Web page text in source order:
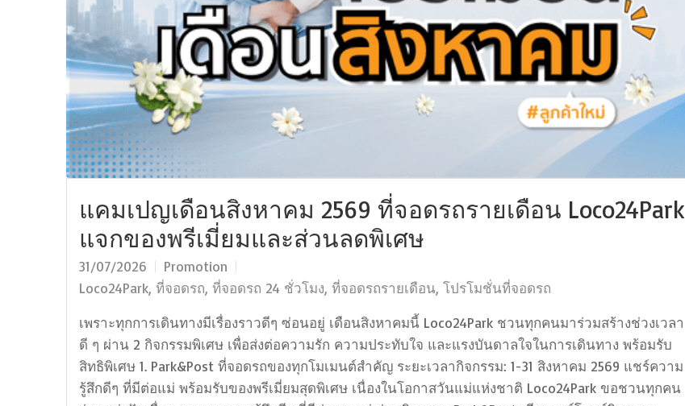
แคมเปญเดือนสิงหาคม 2569 ที่จอดรถรายเดือน Loco24Park
แจกของพรีเมี่ยมและส่วนลดพิเศษ
31/07/2026
Promotion
Loco24Park, ที่จอดรถ, ที่จอดรถ 24 ชั่วโมง, ที่จอดรถรายเดือน, โปรโมชั่นที่จอดรถ
เพราะทุกการเดินทางมีเรื่องราวดีๆ ซ่อนอยู่ เดือนสิงหาคมนี้ Loco24Park ชวนทุกคนมาร่วมสร้างช่วงเวลา
ดี ๆ ผ่าน 2 กิจกรรมพิเศษ เพื่อส่งต่อความรัก ความประทับใจ และแรงบันดาลใจในการเดินทาง พร้อมรับ
สิทธิพิเศษ 1. Park&Post ที่จอดรถของทุกโมเมนต์สำคัญ ระยะเวลากิจกรรม: 1-31 สิงหาคม 2569 แชร์ความ
รู้สึกดีๆ ที่มีต่อแม่ พร้อมรับของพรีเมี่ยมสุดพิเศษ เนื่องในโอกาสวันแม่แห่งชาติ Loco24Park ขอชวนทุกคน